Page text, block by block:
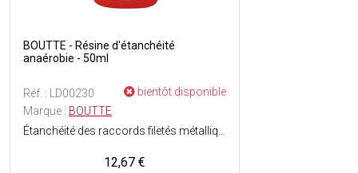
BOUTTE - Résine d'étanchéité
anaérobie - 50ml
Réf. : LD00230
bientôt disponible
Marque : BOUTTE
12,67 €